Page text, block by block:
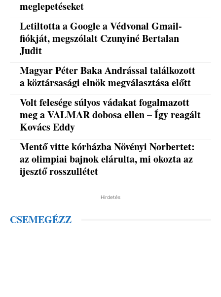
meglepetéseket
Letiltotta a Google a Védvonal Gmail-
fiókját, megszólalt Czunyiné Bertalan
Judit
Magyar Péter Baka Andrással találkozott
a köztársasági elnök megválasztása előtt
Volt felesége súlyos vádakat fogalmazott
meg a VALMAR dobosa ellen – Így reagált
Kovács Eddy
Mentő vitte kórházba Növényi Norbertet:
az olimpiai bajnok elárulta, mi okozta az
ijesztő rosszullétet
Hirdetés
CSEMEGÉZZ